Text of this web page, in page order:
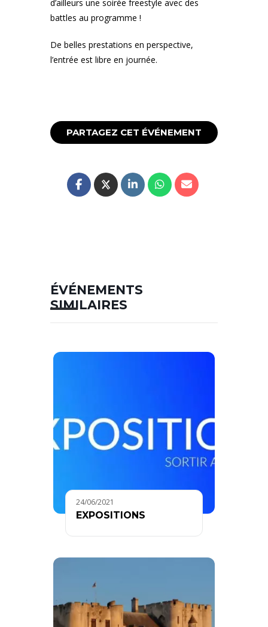
d’ailleurs une soirée freestyle avec des
battles au programme !
De belles prestations en perspective,
l’entrée est libre en journée.
PARTAGEZ CET ÉVÉNEMENT
ÉVÉNEMENTS
SIMILAIRES
24/06/2021
EXPOSITIONS